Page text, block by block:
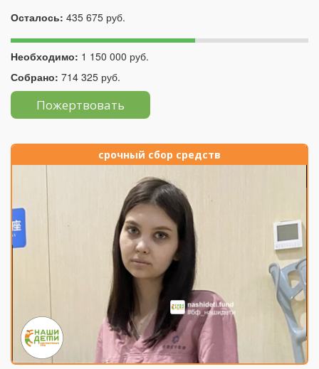
Осталось: 435 675 руб.
Необходимо: 1 150 000 руб.
Собрано: 714 325 руб.
Пожертвовать
срочный сбор средств